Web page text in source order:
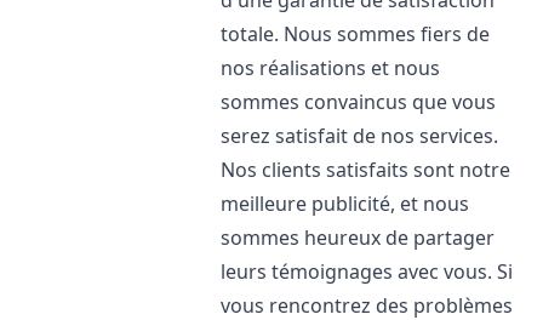
totale. Nous sommes fiers de
nos réalisations et nous
sommes convaincus que vous
serez satisfait de nos services.
Nos clients satisfaits sont notre
meilleure publicité, et nous
sommes heureux de partager
leurs témoignages avec vous. Si
vous rencontrez des problèmes